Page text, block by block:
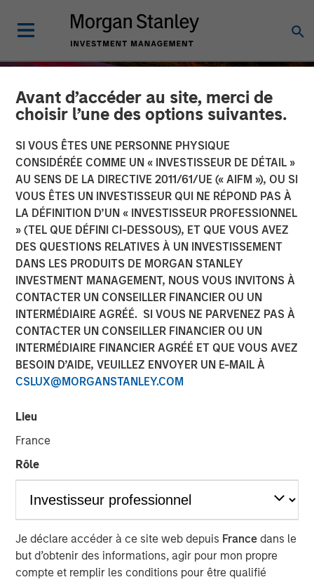
Avant d’accéder au site, merci de
choisir l’une des options suivantes.
SI VOUS ÊTES UNE PERSONNE PHYSIQUE
CONSIDÉRÉE COMME UN « INVESTISSEUR DE DÉTAIL »
AU SENS DE LA DIRECTIVE 2011/61/UE (« AIFM »), OU SI
VOUS ÊTES UN INVESTISSEUR QUI NE RÉPOND PAS À
LA DÉFINITION D’UN « INVESTISSEUR PROFESSIONNEL
» (TEL QUE DÉFINI CI-DESSOUS), ET QUE VOUS AVEZ
DES QUESTIONS RELATIVES À UN INVESTISSEMENT
DANS LES PRODUITS DE MORGAN STANLEY
INVESTMENT MANAGEMENT, NOUS VOUS INVITONS À
CONTACTER UN CONSEILLER FINANCIER OU UN
INTERMÉDIAIRE AGRÉÉ. SI VOUS NE PARVENEZ PAS À
CONTACTER UN CONSEILLER FINANCIER OU UN
INTERMÉDIAIRE FINANCIER AGRÉÉ ET QUE VOUS AVEZ
BESOIN D’AIDE, VEUILLEZ ENVOYER UN E-MAIL À
CSLUX@MORGANSTANLEY.COM
Lieu
France
Rôle
Je déclare accéder à ce site web depuis France dans le
but d’obtenir des informations, agir pour mon propre
compte et remplir les conditions pour être qualifié
INSIGHTS
Engage Spring 2026
08 JUIN 2026
This piece summarizes our engagement with a leading
multinationalbeverage corporation we hold — including a
Jundiaí facility in São Paulo, as well asfollow-up
discussions with the beverage company’s
sustainabilityteam — to assess how potentially financially
material operational riskssuch as water availability,
packaging, and climate resilience are beingmanaged
following the company’s December 2024 revision of
severalsustainability targets.